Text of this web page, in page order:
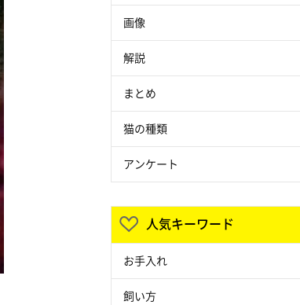
画像
解説
まとめ
猫の種類
アンケート
人気キーワード
お手入れ
飼い方